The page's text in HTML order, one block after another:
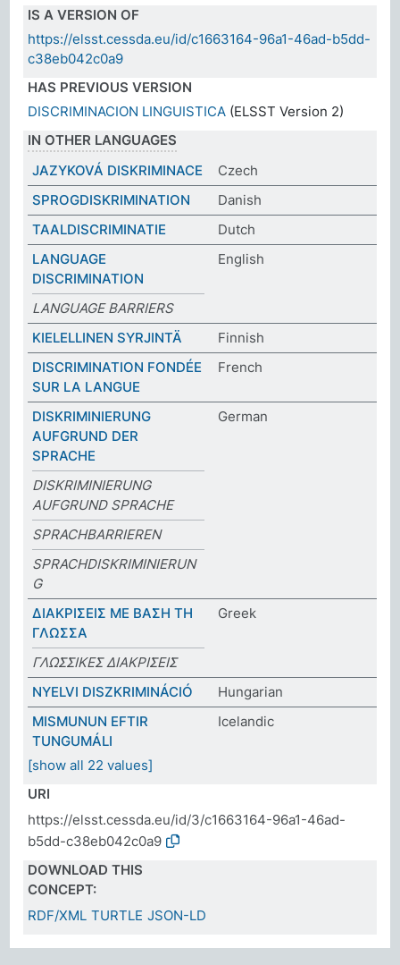
IS A VERSION OF
https://elsst.cessda.eu/id/c1663164-96a1-46ad-b5dd-
c38eb042c0a9
HAS PREVIOUS VERSION
DISCRIMINACION LINGUISTICA (ELSST Version 2)
IN OTHER LANGUAGES
JAZYKOVÁ DISKRIMINACE
Czech
SPROGDISKRIMINATION
Danish
TAALDISCRIMINATIE
Dutch
LANGUAGE
DISCRIMINATION
English
LANGUAGE BARRIERS
KIELELLINEN SYRJINTÄ
Finnish
DISCRIMINATION FONDÉE
SUR LA LANGUE
French
DISKRIMINIERUNG
AUFGRUND DER
SPRACHE
German
DISKRIMINIERUNG
AUFGRUND SPRACHE
SPRACHBARRIEREN
SPRACHDISKRIMINIERUN
G
ΔΙΑΚΡΙΣΕΙΣ ΜΕ ΒΑΣΗ ΤΗ
ΓΛΩΣΣΑ
Greek
ΓΛΩΣΣΙΚΕΣ ΔΙΑΚΡΙΣΕΙΣ
NYELVI DISZKRIMINÁCIÓ
Hungarian
MISMUNUN EFTIR
TUNGUMÁLI
Icelandic
[show all 22 values]
URI
https://elsst.cessda.eu/id/3/c1663164-96a1-46ad-
b5dd-c38eb042c0a9
DOWNLOAD THIS
CONCEPT:
RDF/XML TURTLE JSON-LD